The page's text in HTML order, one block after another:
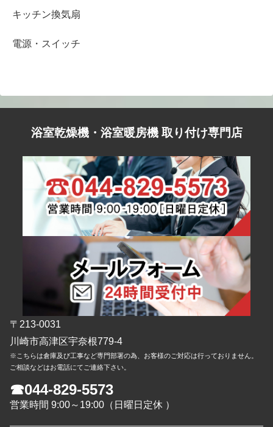
キッチン換気扇
電源・スイッチ
浴室乾燥機・浴室暖房機 取り付け専門店
〒213-0031
川崎市高津区宇奈根779-4
※こちらは倉庫及び工事など専門部署の為、お客様のご対応は行っておりません。
ご相談などはお電話にてご連絡下さい。
☎044-829-5573
営業時間 9:00～19:00（日曜日定休 ）